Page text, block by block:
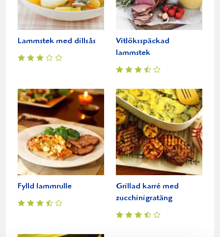
Lammstek med dillsås
Vitlöksspäckad
lammstek
Fylld lammrulle
Grillad karré med
zucchinigratäng